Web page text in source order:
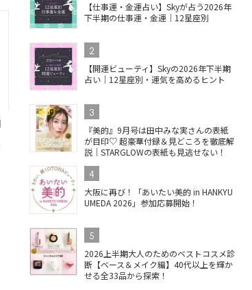
【仕事運・金運占い】Skyが占う2026年
下半期の仕事運・金運｜12星座別
2
【開運ビューティ】Skyの2026年下半期
占い｜12星座別・運気を高めるヒント
3
『美的』9月号は田中みな実さんの表紙
が目印♡ 超豪華付録＆見どころを徹底解
説｜STARGLOWの表紙も見逃せない！
4
大阪に再び！「あいたい美的 in HANKYU
UMEDA 2026」参加応募開始！
5
2026上半期大人のためのベストコスメ診
断【ベース＆メイク編】40代以上を輝か
せる全33品から探索！